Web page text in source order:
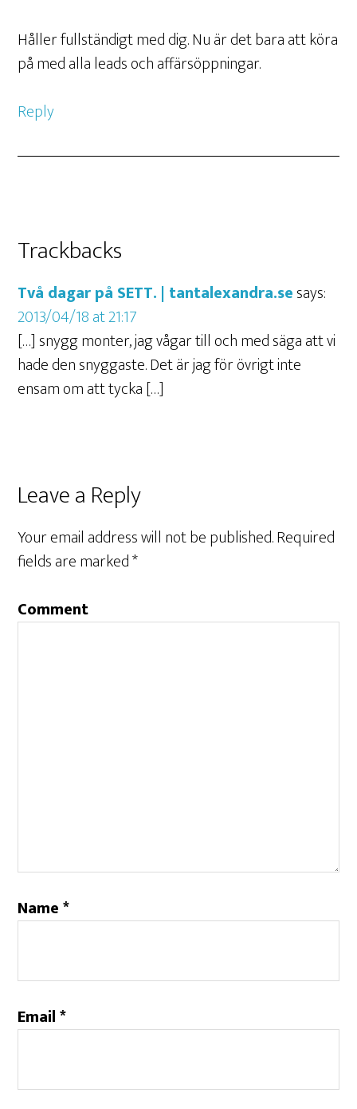
Håller fullständigt med dig. Nu är det bara att köra
på med alla leads och affärsöppningar.
Reply
Trackbacks
Två dagar på SETT. | tantalexandra.sesays:
2013/04/18 at 21:17
[…] snygg monter, jag vågar till och med säga att vi
hade den snyggaste. Det är jag för övrigt inte
ensam om att tycka […]
Leave a Reply
Your email address will not be published.Required
fields are marked*
Comment
Name*
Email*